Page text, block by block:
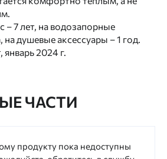
– 7 лет, на водозапорные
душевые аксессуары – 1 год.
январь 2024 г.
ЧАСТИ
продукту пока недоступны